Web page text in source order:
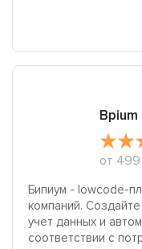
Bpium
от 499
Бипиум - lowcode-
компаний.
учет данных и
соответствии с